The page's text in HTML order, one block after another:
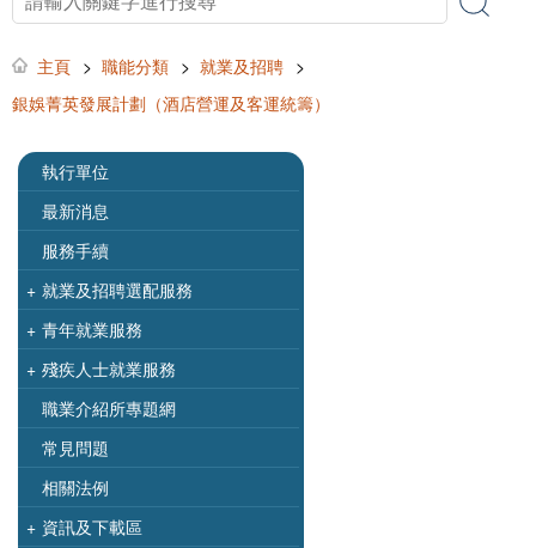
主頁 > 職能分類 > 就業及招聘 >
銀娛菁英發展計劃（酒店營運及客運統籌）
執行單位
最新消息
服務手續
+ 就業及招聘選配服務
+ 青年就業服務
+ 殘疾人士就業服務
職業介紹所專題網
常見問題
相關法例
+ 資訊及下載區